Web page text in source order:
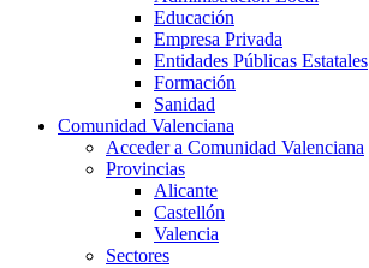
Educación
Empresa Privada
Entidades Públicas Estatales
Formación
Sanidad
Comunidad Valenciana
Acceder a Comunidad Valenciana
Provincias
Alicante
Castellón
Valencia
Sectores